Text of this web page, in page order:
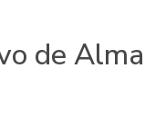
de